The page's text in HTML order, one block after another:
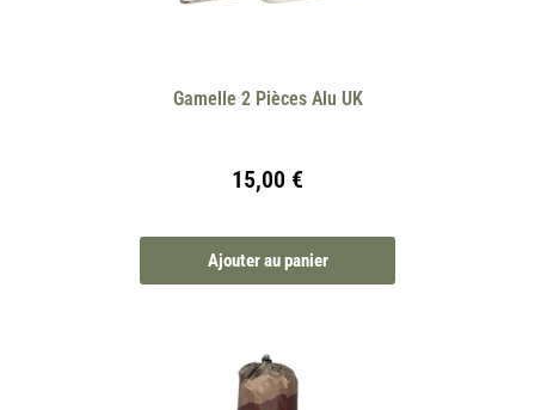
Gamelle 2 Pièces Alu UK
15,00 €
Ajouter au panier